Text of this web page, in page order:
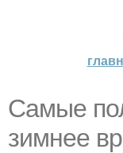
Самые
зимнее